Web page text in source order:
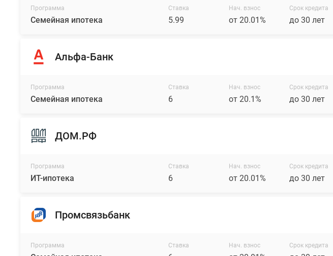
Программа
Семейная ипотека
Ставка
5.99
Нач. взнос
от 20.01%
Срок кредита
до 30 лет
Альфа-Банк
Программа
Семейная ипотека
Ставка
6
Нач. взнос
от 20.1%
Срок кредита
до 30 лет
ДОМ.РФ
Программа
ИТ-ипотека
Ставка
6
Нач. взнос
от 20.01%
Срок кредита
до 30 лет
Промсвязьбанк
Программа Ставка Нач. взнос Срок кредита